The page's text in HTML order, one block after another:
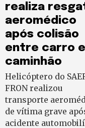
realiza
aeromédico
após colisão
entre carro e
caminhão
Helicóptero do
FRON realizou
transporte
de vítima grave
acidente